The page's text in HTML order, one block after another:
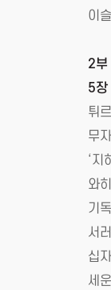
이
2부
5장
튀
무
‘지
와
기
서
십
세